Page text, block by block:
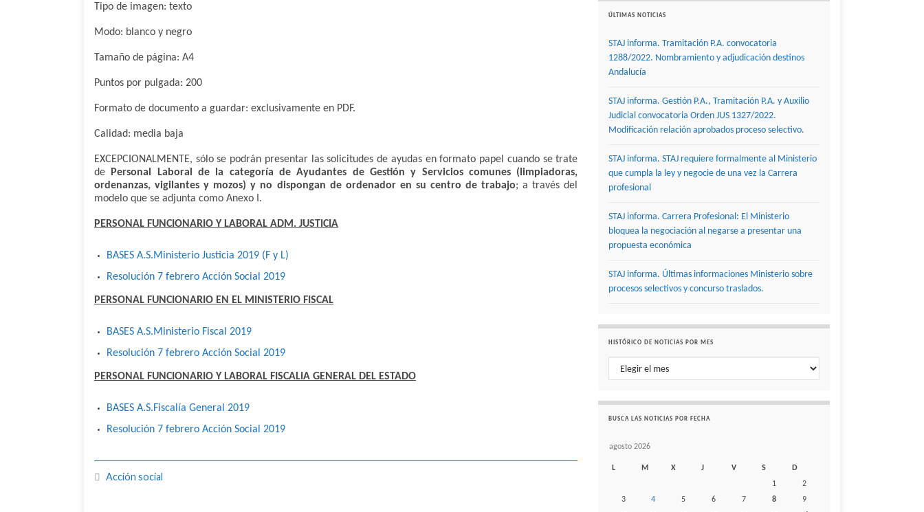
Tipo de imagen: texto
Modo: blanco y negro
Tamaño de página: A4
Puntos por pulgada: 200
Formato de documento a guardar: exclusivamente en PDF.
Calidad: media baja
EXCEPCIONALMENTE, sólo se podrán presentar las solicitudes de ayudas en formato papel cuando se trate
de
Personal Laboral de la categoría de Ayudantes de Gestión y Servicios comunes (limpiadoras,
ordenanzas, vigilantes y mozos) y no dispongan de ordenador en su centro de trabajo; a través del
modelo que se adjunta como Anexo I.
PERSONAL FUNCIONARIO Y LABORAL ADM. JUSTICIA
BASES A.S.Ministerio Justicia 2019 (F y L)
Resolución 7 febrero Acción Social 2019
PERSONAL FUNCIONARIO EN EL MINISTERIO FISCAL
BASES A.S.Ministerio Fiscal 2019
Resolución 7 febrero Acción Social 2019
PERSONAL FUNCIONARIO Y LABORAL FISCALIA GENERAL DEL ESTADO
BASES A.S.Fiscalía General 2019
Resolución 7 febrero Acción Social 2019
Acción social
ÚLTIMAS NOTICIAS
STAJ informa. Tramitación P.A. convocatoria
1288/2022. Nombramiento y adjudicación destinos
Andalucía
STAJ informa. Gestión P.A., Tramitación P.A. y Auxilio
Judicial convocatoria Orden JUS 1327/2022.
Modificación relación aprobados proceso selectivo.
STAJ informa. STAJ requiere formalmente al Ministerio
que cumpla la ley y negocie de una vez la Carrera
profesional
STAJ informa. Carrera Profesional: El Ministerio
bloquea la negociación al negarse a presentar una
propuesta económica
STAJ informa. Últimas informaciones Ministerio sobre
procesos selectivos y concurso traslados.
HISTÓRICO DE NOTICIAS POR MES
Histórico de noticias por mes
BUSCA LAS NOTICIAS POR FECHA
agosto 2026
L M X J V S
D
1
2
3
4 5 6 7 8
9